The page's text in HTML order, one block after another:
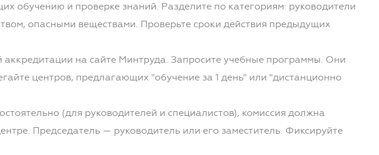
обучению и проверке знаний. Разделите по категориям: руководители
опасными веществами. Проверьте сроки действия предыдущих
на сайте Минтруда. Запросите учебные программы. Они
центров, предлагающих "обучение за 1 день" или "дистанционно
(для руководителей и специалистов), комиссия должна
Председатель — руководитель или его заместитель. Фиксируйте